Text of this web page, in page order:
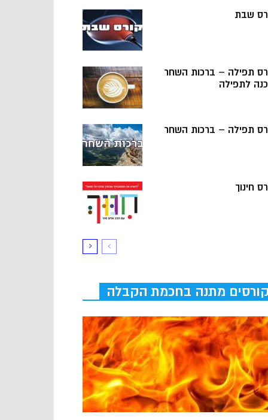
שבת
תפילה – ברכות השחר
לתפילה
תפילה – ברכות השחר
חינוך
קורסים מתנה בחכמת הקבלה